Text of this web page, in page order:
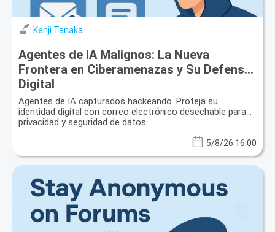
Kenji Tanaka
Agentes de IA Malignos: La Nueva
Frontera en Ciberamenazas y Su Defensa
Digital
Agentes de IA capturados hackeando. Proteja su
identidad digital con correo electrónico desechable para
privacidad y seguridad de datos.
5/8/26 16:00